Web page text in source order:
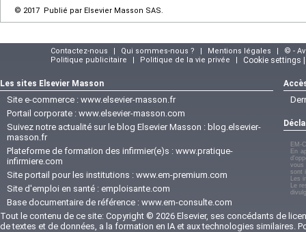
© 2017 Publié par Elsevier Masson SAS.
Contactez-nous | Qui sommes-nous ? | Mentions légales |
© -
Politique publicitaire
| Politique de la vie privée | Cookie settings
Les sites Elsevier Masson
Site e-commerce : www.elsevier-masson.fr
Portail corporate : www.elsevier-masson.com
Suivez notre actualité sur le blog Elsevier Masson : blog.elsevier-
masson.fr
Plateforme de formation des infirmier(e)s : www.pratique-
infirmiere.com
Site portail pour les institutions : www.em-premium.com
Site d'emploi en santé : emploisante.com
Base documentaire de référence : www.em-consulte.com
EM-
En
vous
sont
Les
Le
Tout le contenu de ce site: Copyright © 2026 Elsevier, ses concédants de
de textes et de données, a la formation en IA et aux technologies similaires.